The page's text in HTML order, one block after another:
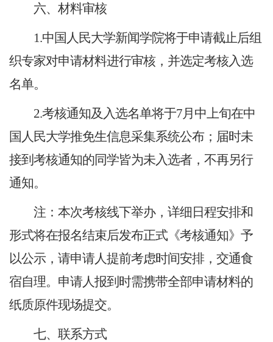
六、材料审核
1.中国人民大学新闻学院将于申请截止后组
织专家对申请材料进行审核，并选定考核入选
名单。
2.考核通知及入选名单将于7月中上旬在中
国人民大学推免生信息采集系统公布；届时未
接到考核通知的同学皆为未入选者，不再另行
通知。
注：本次考核线下举办，详细日程安排和
形式将在报名结束后发布正式《考核通知》予
以公示，请申请人提前考虑时间安排，交通食
宿自理。申请人报到时需携带全部申请材料的
纸质原件现场提交。
七、联系方式